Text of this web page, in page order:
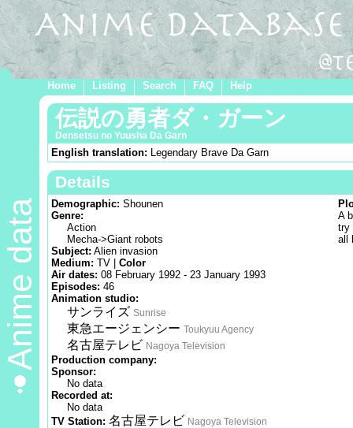
Home Listing Search FAQ Help
Anime data
伝説の勇者ダ・ガーン
Densetsu no Yuusha Da Garn
English translation: Legendary Brave Da Garn
Details
Demographic: Shounen
Genre:
Action
Mecha->Giant robots
Subject: Alien invasion
Medium: TV | Color
Air dates: 08 February 1992 - 23 January 1993
Episodes: 46
Animation studio:
サンライズ Sunrise
東急エージェンシー Toukyuu Agency
名古屋テレビ Nagoya Television
Production company:
Sponsor:
No data
Recorded at:
No data
TV Station: 名古屋テレビ Nagoya Television
A
try
all